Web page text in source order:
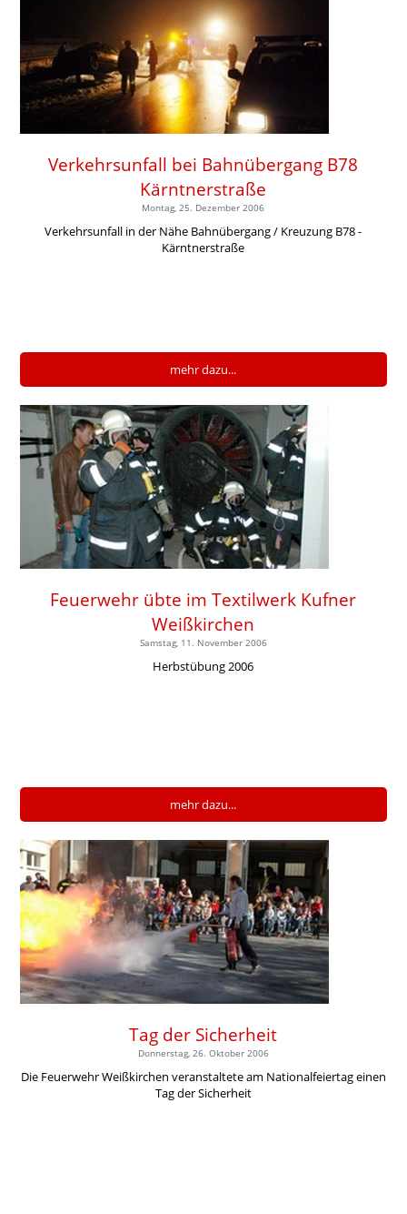
Verkehrsunfall bei Bahnübergang B78
Kärntnerstraße
Montag, 25. Dezember 2006
Verkehrsunfall in der Nähe Bahnübergang / Kreuzung B78 -
Kärntnerstraße
mehr dazu...
Feuerwehr übte im Textilwerk Kufner
Weißkirchen
Samstag, 11. November 2006
Herbstübung 2006
mehr dazu...
Tag der Sicherheit
Donnerstag, 26. Oktober 2006
Die Feuerwehr Weißkirchen veranstaltete am Nationalfeiertag einen
Tag der Sicherheit